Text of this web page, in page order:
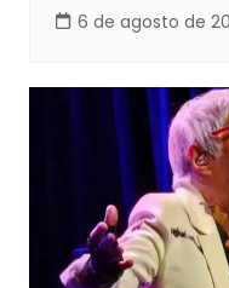
6 de agosto de